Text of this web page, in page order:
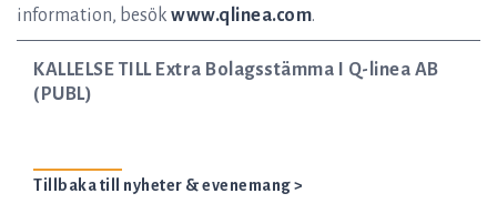
information, besök www.qlinea.com.
KALLELSE TILL Extra Bolagsstämma I Q-linea AB
(PUBL)
Tillbaka till nyheter & evenemang >